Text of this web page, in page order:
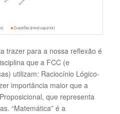
trazer para a nossa reflexão é
que a FCC (e
utilizam: Raciocínio Lógico-
importância maior que a
que representa
“Matemática” é a